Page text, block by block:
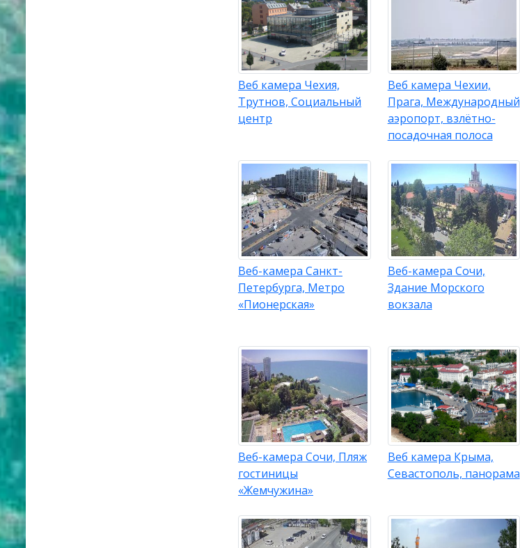
Веб камера Чехия,
Трутнов, Социальный
центр
Веб камера Чехии,
Прага, Международный
аэропорт, взлётно-
посадочная полоса
Веб-камера Санкт-
Петербурга, Метро
«Пионерская»
Веб-камера Сочи,
Здание Морского
вокзала
Веб-камера Сочи, Пляж
гостиницы
«Жемчужина»
Веб камера Крыма,
Севастополь, панорама